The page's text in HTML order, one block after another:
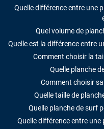
Quelle différence entre une
Quel volume de
Quelle est la différence entre
Comment choisir la
Quelle planche
Comment choisir
Quelle taille de
Quelle planche de surf
Quelle différence entre